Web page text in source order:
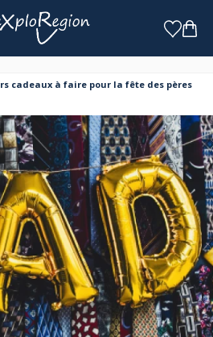
cadeaux à faire pour la fête des pères